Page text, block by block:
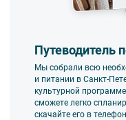
Путеводитель
Мы собрали всю
и питании в Санкт-
культурной
сможете легко
скачайте его в